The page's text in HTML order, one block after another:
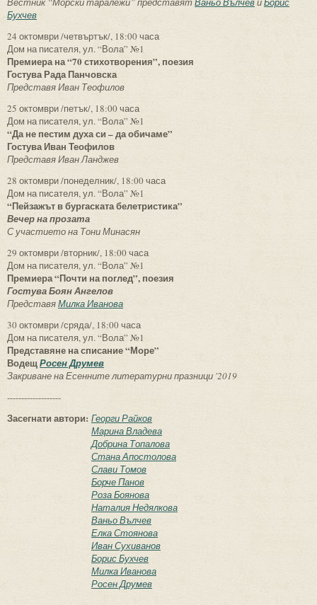
Бухчев
24 октомври /четвъртък/, 18:00 часа
Дом на писателя, ул. “Вола” №1
Премиера на “70 стихотворения”, поезия
Гостува Рада Панчовска
Представя Иван Теофилов
25 октомври /петък/, 18:00 часа
Дом на писателя, ул. “Вола” №1
“Да не пестим духа си – да обичаме”
Гостува Иван Теофилов
Представя Иван Ланджев
28 октомври /понеделник/, 18:00 часа
Дом на писателя, ул. “Вола” №1
“Пейзажът в бургаската белетристика”
Вечер на прозата
С участието на Тони Минасян
29 октомври /вторник/, 18:00 часа
Дом на писателя, ул. “Вола” №1
Премиера “Почти на поглед”, поезия
Гостува Боян Ангелов
ПредставяМилка Иванова
30 октомври /сряда/, 18:00 часа
Дом на писателя, ул. “Вола” №1
Представяне на списание “Море”
ВодещРосен Друмев
Закриване на Есенните литературни празници '2019
-------------------
Засегнати автори: Георги Райков
Марина Владева
Добрина Топалова
Стана Апостолова
Слави Томов
Борче Панов
Роза Боянова
Наталия Недялкова
Ваньо Вълчев
Елка Стоянова
Иван Сухиванов
Борис Бухчев
Милка Иванова
Росен Друмев